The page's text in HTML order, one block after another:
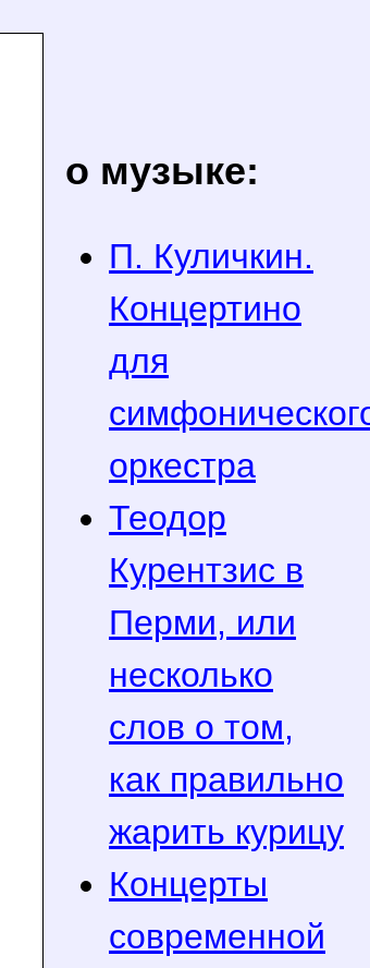
о музыке:
П. Куличкин.
Концертино
для
оркестра
Теодор
Курентзис в
Перми, или
несколько
слов о том,
как правильно
жарить курицу
Концерты
современной